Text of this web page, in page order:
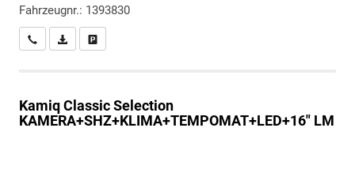
Fahrzeugnr.: 1393830
Wir rufen Sie anPDF-Datei, Fahrzeugexposé drucken
KamiqClassic Selection
KAMERA+SHZ+KLIMA+TEMPOMAT+LED+16" LM